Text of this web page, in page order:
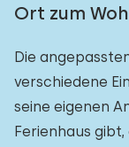
Ort zum
Die
verschiedene
seine eigenen
Ferienhaus